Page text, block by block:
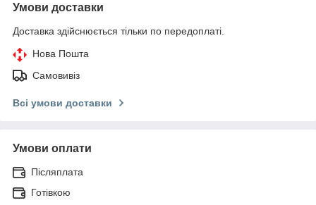
Умови доставки
Доставка здійснюється тільки по передоплаті.
Нова Пошта
Самовивіз
Всі умови доставки
Умови оплати
Післяплата
Готівкою